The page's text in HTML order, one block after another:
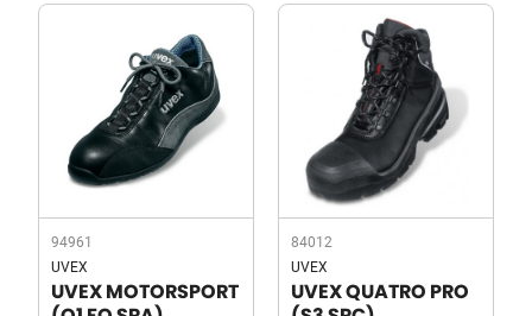
94961
UVEX
UVEX MOTORSPORT
84012
UVEX
UVEX QUATRO PRO